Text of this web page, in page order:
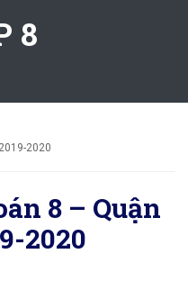
8
2020
8 – Quận
2020